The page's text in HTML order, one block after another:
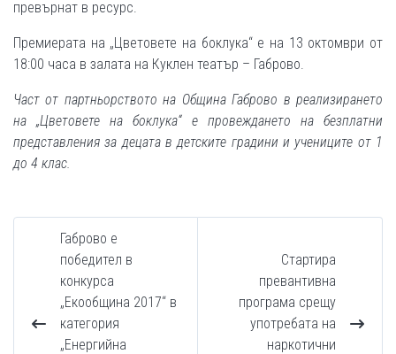
превърнат в ресурс.
Премиерата на „Цветовете на боклука“ е на 13 октомври от
18:00 часа в залата на Куклен театър – Габрово.
Част от партньорството на Община Габрово в реализирането
на „Цветовете на боклука“ е провеждането на безплатни
представления за децата в детските градини и учениците от 1
до 4 клас.
Габрово е
победител в
конкурса
„Екообщина 2017“ в
категория
„Енергийна
Стартира
превантивна
програма срещу
употребата на
наркотични